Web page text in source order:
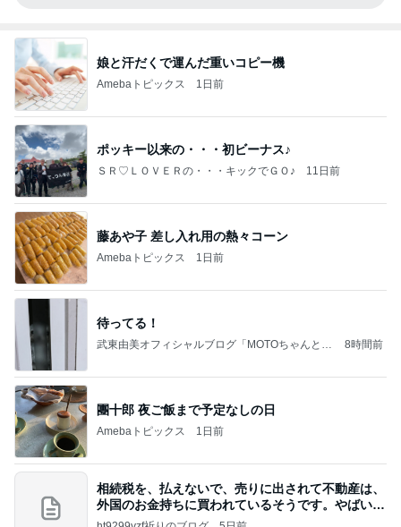
娘と汗だくで運んだ重いコピー機
Amebaトピックス 1日前
ポッキー以来の・・・初ビーナス♪
ＳＲ♡ＬＯＶＥＲの・・・キックでＧＯ♪ 11日前
藤あや子 差し入れ用の熱々コーン
Amebaトピックス 1日前
待ってる！
武東由美オフィシャルブログ「MOTOちゃんとの
8時間前
團十郎 夜ご飯まで予定なしの日
Amebaトピックス 1日前
相続税を、払えないで、売りに出されて不動産は、
外国のお金持ちに買われているそうです。やばいで
すよ